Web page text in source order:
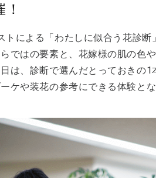
トによる「わたしに似合う花診断
ではの要素と、花嫁様の肌の色
は、診断で選んだとっておきの1
ケや装花の参考にできる体験とな